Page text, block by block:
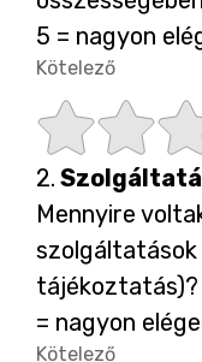
5 = nagyon
Kötelező
Kötelező.
C
s
i
C
s
i
C
s
i
2. Kérdés
2.
Mennyire
tájékoztatás)?
= nagyon
Kötelező